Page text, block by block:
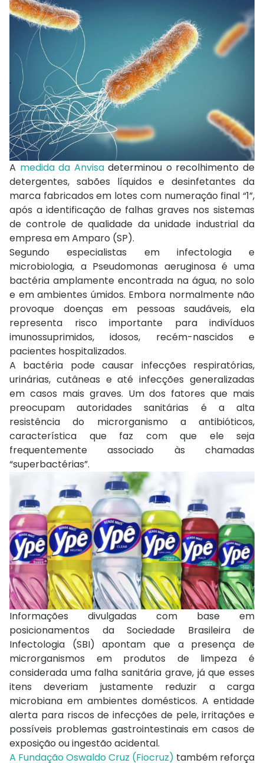
A medida da Anvisadeterminou o recolhimento de
detergentes, sabões líquidos e desinfetantes da
marca fabricados em lotes com numeração final “1”,
após a identificação de falhas graves nos sistemas
de controle de qualidade da unidade industrial da
empresa em Amparo (SP).
Segundo especialistas em infectologia e
microbiologia, a Pseudomonas aeruginosa é uma
bactéria amplamente encontrada na água, no solo
e em ambientes úmidos. Embora normalmente não
provoque doenças em pessoas saudáveis, ela
representa risco importante para indivíduos
imunossuprimidos, idosos, recém-nascidos e
pacientes hospitalizados.
A bactéria pode causar infecções respiratórias,
urinárias, cutâneas e até infecções generalizadas
em casos mais graves. Um dos fatores que mais
preocupam autoridades sanitárias é a alta
resistência do microrganismo a antibióticos,
característica que faz com que ele seja
frequentemente associado às chamadas
“superbactérias”.
Informações divulgadas com base em
posicionamentos da Sociedade Brasileira de
Infectologia (SBI) apontam que a presença de
microrganismos em produtos de limpeza é
considerada uma falha sanitária grave, já que esses
itens deveriam justamente reduzir a carga
microbiana em ambientes domésticos. A entidade
alerta para riscos de infecções de pele, irritações e
possíveis problemas gastrointestinais em casos de
exposição ou ingestão acidental.
A Fundação Oswaldo Cruz (Fiocruz) também reforça